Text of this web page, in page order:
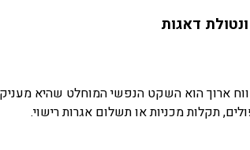
ארוך הוא השקט הנפשי המוחלט שהיא
תקלות מכניות או תשלום אגרות רישוי.